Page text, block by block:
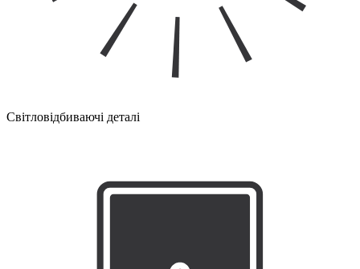
Світловідбиваючі деталі